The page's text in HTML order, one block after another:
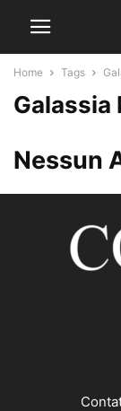
Home Tags
Galassia
Nessun